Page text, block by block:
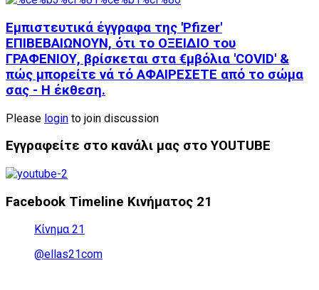
Εμπιστευτικά έγγραφα της 'Pfizer'
ΕΠΙΒΕΒΑΙΩΝΟΥΝ, ότι το ΟΞΕΙΔΙΟ του
ΓΡΑΦΕΝΙΟΥ, βρίσκεται στα €μβόλια 'COVID' &
πώς μπορείτε νά τό ΑΦΑΙΡΕΣΕΤΕ από το σώμα
σας - Η έκθεση.
Please login to join discussion
Εγγραφείτε στο κανάλι μας στο YOUTUBE
Facebook Timeline Κινήματος 21
Κίνημα 21
@ellas21com